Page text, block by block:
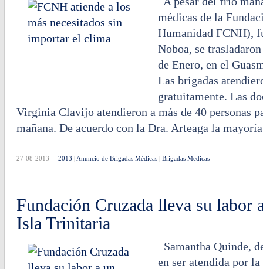
médicas de la
Humanidad FCNH),
Noboa, se
de Enero, en el
Las brigadas
gratuitamente. Las
Virginia Clavijo atendieron a más de 40 personas
mañana. De acuerdo con la Dra. Arteaga la
27-08-2013 2013 | Anuncio de Brigadas Médicas| Brigadas Medicas
Fundación Cruzada lleva su labor
Isla Trinitaria
Samantha Quinde,
en ser atendida por